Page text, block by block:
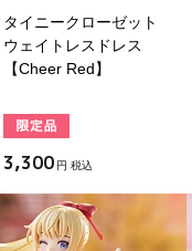
タイニークローゼット
ウェイトレスドレス
【Cheer Red】
3,300 円 税込